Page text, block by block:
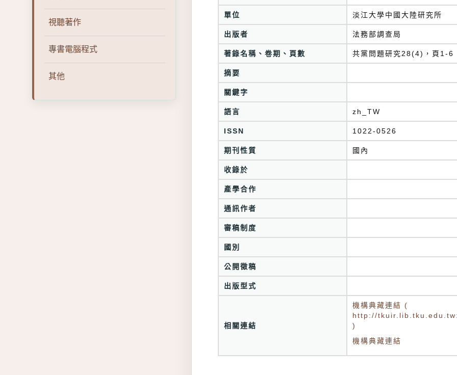
視聽著作
專書電腦程式
其他
單位 淡江大學中國大陸研究所
出版者 法務部調查局
著錄名稱、卷期、頁數 共黨問題研究28(4)，頁1-6
摘要
關鍵字
語言 zh_TW
ISSN 1022-0526
期刊性質 國內
收錄於
產學合作
通訊作者
審稿制度
國別
公開徵稿
出版型式
相關連結
機構典藏連結 (
http://
)
機構典藏連結